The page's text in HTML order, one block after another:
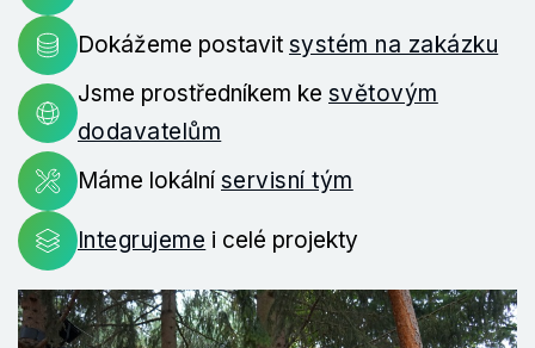
Dokážeme postavit systém na zakázku
Jsme prostředníkem ke světovým
dodavatelům
Máme lokální servisní tým
Integrujeme i celé projekty